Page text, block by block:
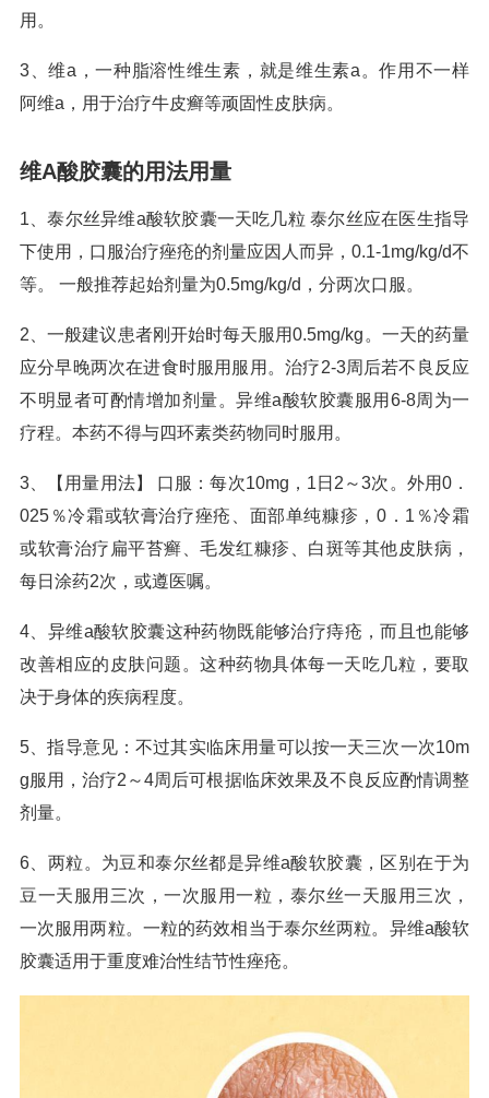
用。
3、维a，一种脂溶性维生素，就是维生素a。作用不一样
阿维a，用于治疗牛皮癣等顽固性皮肤病。
维A酸胶囊的用法用量
1、泰尔丝异维a酸软胶囊一天吃几粒 泰尔丝应在医生指导
下使用，口服治疗痤疮的剂量应因人而异，0.1-1mg/kg/d不
等。 一般推荐起始剂量为0.5mg/kg/d，分两次口服。
2、一般建议患者刚开始时每天服用0.5mg/kg。一天的药量
应分早晚两次在进食时服用服用。治疗2-3周后若不良反应
不明显者可酌情增加剂量。异维a酸软胶囊服用6-8周为一
疗程。本药不得与四环素类药物同时服用。
3、【用量用法】 口服：每次10mg，1日2～3次。外用0．
025％冷霜或软膏治疗痤疮、面部单纯糠疹，0．1％冷霜
或软膏治疗扁平苔癣、毛发红糠疹、白斑等其他皮肤病，
每日涂药2次，或遵医嘱。
4、异维a酸软胶囊这种药物既能够治疗痔疮，而且也能够
改善相应的皮肤问题。这种药物具体每一天吃几粒，要取
决于身体的疾病程度。
5、指导意见：不过其实临床用量可以按一天三次一次10m
g服用，治疗2～4周后可根据临床效果及不良反应酌情调整
剂量。
6、两粒。为豆和泰尔丝都是异维a酸软胶囊，区别在于为
豆一天服用三次，一次服用一粒，泰尔丝一天服用三次，
一次服用两粒。一粒的药效相当于泰尔丝两粒。异维a酸软
胶囊适用于重度难治性结节性痤疮。